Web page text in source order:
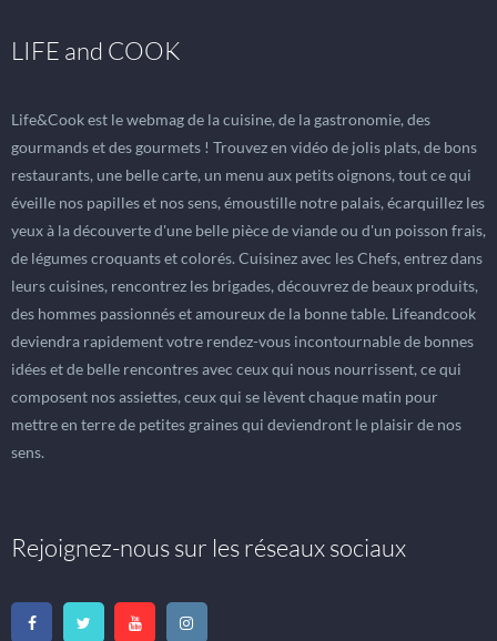
LIFE and COOK
Life&Cook est le webmag de la cuisine, de la gastronomie, des
gourmands et des gourmets ! Trouvez en vidéo de jolis plats, de bons
restaurants, une belle carte, un menu aux petits oignons, tout ce qui
éveille nos papilles et nos sens, émoustille notre palais, écarquillez les
yeux à la découverte d'une belle pièce de viande ou d'un poisson frais,
de légumes croquants et colorés. Cuisinez avec les Chefs, entrez dans
leurs cuisines, rencontrez les brigades, découvrez de beaux produits,
des hommes passionnés et amoureux de la bonne table. Lifeandcook
deviendra rapidement votre rendez-vous incontournable de bonnes
idées et de belle rencontres avec ceux qui nous nourrissent, ce qui
composent nos assiettes, ceux qui se lèvent chaque matin pour
mettre en terre de petites graines qui deviendront le plaisir de nos
sens.
Rejoignez-nous sur les réseaux sociaux